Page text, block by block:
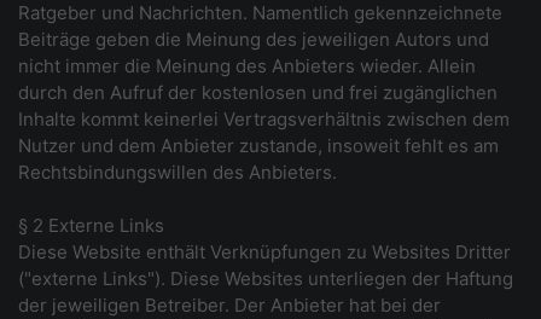
Ratgeber und Nachrichten. Namentlich gekennzeichnete
Beiträge geben die Meinung des jeweiligen Autors und
nicht immer die Meinung des Anbieters wieder. Allein
durch den Aufruf der kostenlosen und frei zugänglichen
Inhalte kommt keinerlei Vertragsverhältnis zwischen dem
Nutzer und dem Anbieter zustande, insoweit fehlt es am
Rechtsbindungswillen des Anbieters.
§ 2 Externe Links
Diese Website enthält Verknüpfungen zu Websites Dritter
("externe Links"). Diese Websites unterliegen der Haftung
der jeweiligen Betreiber. Der Anbieter hat bei der